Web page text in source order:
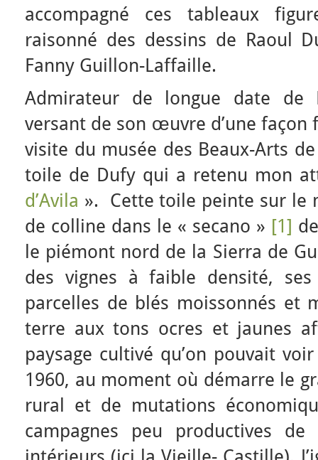
accompagné ces tableaux
raisonné des dessins de Raoul
Fanny Guillon-Laffaille.
Admirateur de longue date de
versant de son œuvre d’une façon
visite du musée des Beaux-Arts
toile de Dufy qui a retenu mon
d’Avila ». Cette toile peinte sur le
de colline dans le « secano » [1]
le piémont nord de la Sierra de
des vignes à faible densité,
parcelles de blés moissonnés et
terre aux tons ocres et jaunes
paysage cultivé qu’on pouvait
1960, au moment où démarre le
rural et de mutations
campagnes peu productives de